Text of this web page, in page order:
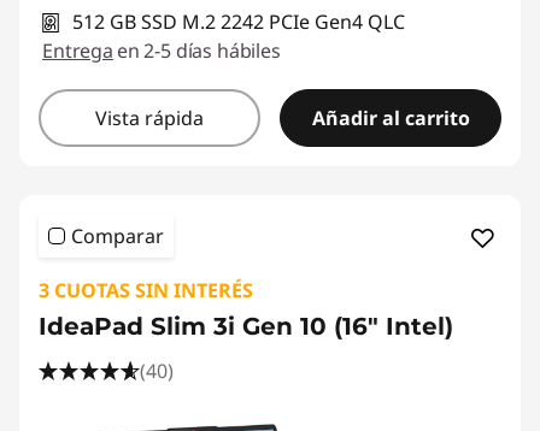
512 GB SSD M.2 2242 PCIe Gen4 QLC
Entrega en 2-5 días hábiles
Vista rápida Añadir al carrito
Comparar
3 CUOTAS SIN INTERÉS
IdeaPad Slim 3i Gen 10 (16" Intel)
(40)